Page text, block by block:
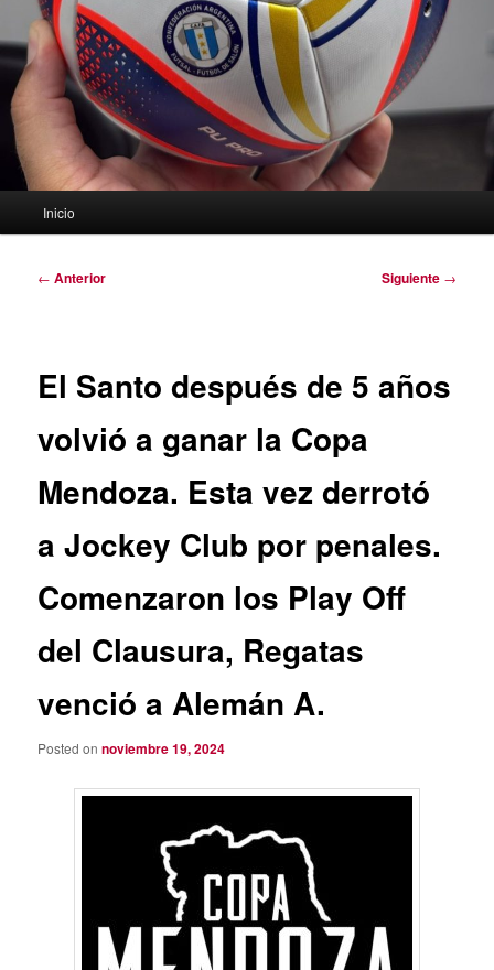
Inicio
Navegación
← Anterior Siguiente →
El Santo después de 5 años
volvió a ganar la Copa
Mendoza. Esta vez derrotó
a Jockey Club por penales.
Comenzaron los Play Off
del Clausura, Regatas
venció a Alemán A.
Posted onnoviembre 19, 2024